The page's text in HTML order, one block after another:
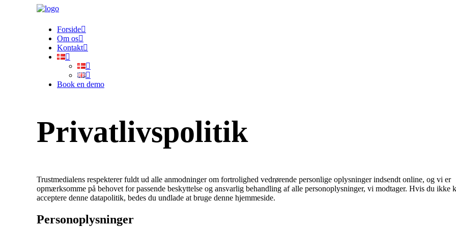
Forside
Om os
Kontakt
Book en demo
Privatlivspolitik
Trustmedialens respekterer fuldt ud alle anmodninger om fortrolighed vedrørende personlige oplysninger indsendt online, og vi er
opmærksomme på behovet for passende beskyttelse og ansvarlig behandling af alle personoplysninger, vi modtager. Hvis du ikke
acceptere denne datapolitik, bedes du undlade at bruge denne hjemmeside.
Personoplysninger